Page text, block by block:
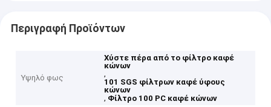
Περιγραφή Προϊόντων
Υψηλό φως
Χύστε πέρα από το φίλτρο καφέ
κώνων
,
101 SGS φίλτρων καφέ ύφους
κώνων
, Φίλτρο 100 PC καφέ κώνων